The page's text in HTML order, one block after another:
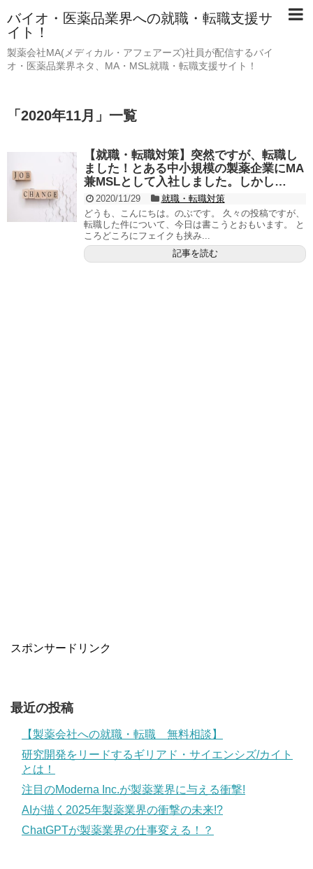
バイオ・医薬品業界への就職・転職支援サ
イト！
製薬会社MA(メディカル・アフェアーズ)社員が配信するバイ
オ・医薬品業界ネタ、MA・MSL就職・転職支援サイト！
「 2020年11月 」 一覧
【就職・転職対策】突然ですが、転職し
ました！とある中小規模の製薬企業にMA
兼MSLとして入社しました。しかし…
2020/11/29
就職・転職対策
どうも、こんにちは。のぶです。 久々の投稿ですが、
転職した件について、今日は書こうとおもいます。 と
ころどころにフェイクも挟み...
記事を読む
スポンサードリンク
最近の投稿
【製薬会社への就職・転職 無料相談】
研究開発をリードするギリアド・サイエンシズ/カイト
とは！
注目のModerna Inc.が製薬業界に与える衝撃!
AIが描く2025年製薬業界の衝撃の未来!?
ChatGPTが製薬業界の仕事変える！？